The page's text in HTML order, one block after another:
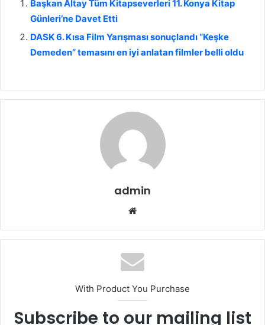
Başkan Altay Tüm Kitapseverleri 11. Konya Kitap
Günleri’ne Davet Etti
DASK 6. Kısa Film Yarışması sonuçlandı “Keşke
Demeden” temasını en iyi anlatan filmler belli oldu
admin
sit
esi
With Product You Purchase
Subscribe to our mailing list